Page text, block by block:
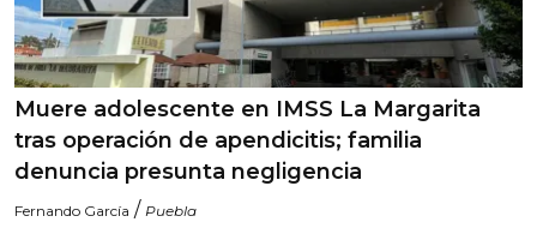
Muere adolescente en IMSS La Margarita
tras operación de apendicitis; familia
denuncia presunta negligencia
Fernando García / Puebla